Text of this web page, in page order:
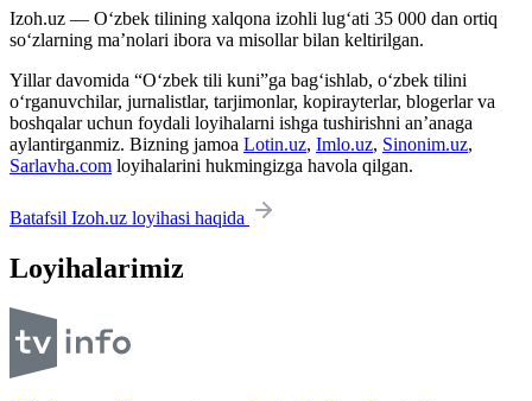
Izoh.uz — O‘zbek tilining xalqona izohli lug‘ati 35 000 dan ortiq
so‘zlarning ma’nolari ibora va misollar bilan keltirilgan.
Yillar davomida “O‘zbek tili kuni”ga bag‘ishlab, o‘zbek tilini
o‘rganuvchilar, jurnalistlar, tarjimonlar, kopirayterlar, blogerlar va
boshqalar uchun foydali loyihalarni ishga tushirishni an’anaga
aylantirganmiz. Bizning jamoa Lotin.uz, Imlo.uz, Sinonim.uz,
Sarlavha.com loyihalarini hukmingizga havola qilgan.
Batafsil Izoh.uz loyihasi haqida
Loyihalarimiz